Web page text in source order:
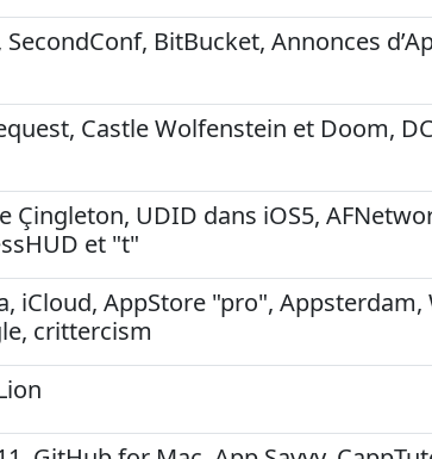
SecondConf, BitBucket, Annonces
Castle Wolfenstein et Doom,
Çingleton, UDID dans iOS5,
et "t"
iCloud, AppStore "pro", Appsterdam,
crittercism